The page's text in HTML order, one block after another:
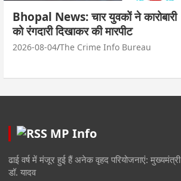
Bhopal News: चार युवकों ने कारोबारी
को रंगदारी दिखाकर की मारपीट
2026-08-04 The Crime Info Bureau
MP Info
ढाई वर्ष में मंजूर हुई हैं अनेक वृहद परियोजनाएं: मुख्यमंत्री
डॉ. यादव